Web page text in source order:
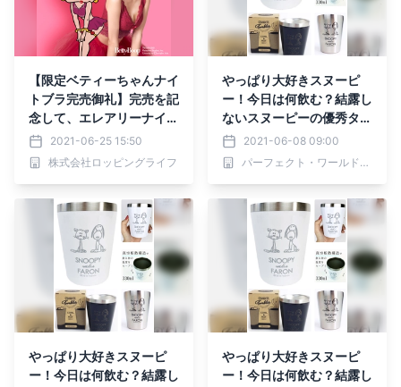
【限定ベティーちゃんナイ
トブラ完売御礼】完売を記
念して、エレアリーナイト
ブラを3枚買うと1枚無料
でもらえちゃうキャンペー
ンを開催します！
2021-06-25 15:50
株式会社ロッピングライフ
やっぱり大好きスヌーピ
ー！今日は何飲む？結露し
ないスヌーピーの優秀タン
ブラーがスゴイ♪
2021-06-08 09:00
パーフェクト・ワールド株式会社
やっぱり大好きスヌーピ
ー！今日は何飲む？結露し
やっぱり大好きスヌーピ
ー！今日は何飲む？結露し